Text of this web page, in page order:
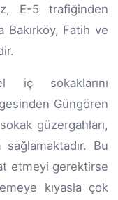
E-5 trafiğinden
Bakırköy, Fatih ve
iç sokaklarını
Güngören
güzergahları,
Bu
etmeyi gerektirse
kıyasla çok